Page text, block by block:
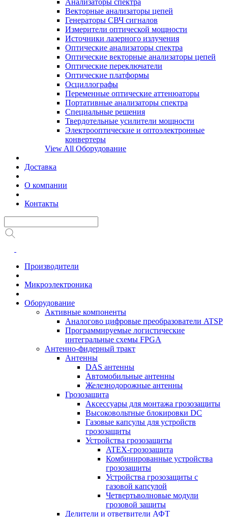
Анализаторы спектра
Векторные анализаторы цепей
Генераторы СВЧ сигналов
Измерители оптической мощности
Источники лазерного излучения
Оптические анализаторы спектра
Оптические векторные анализаторы цепей
Оптические переключатели
Оптические платформы
Осциллографы
Переменные оптические аттенюаторы
Портативные анализаторы спектра
Специальные решения
Твердотельные усилители мощности
Электрооптические и оптоэлектронные
конвертеры
View All Оборудование
Доставка
О компании
Контакты
Производители
Микроэлектроника
Оборудование
Активные компоненты
Аналогово цифровые преобразователи ATSP
Программируемые логистические
интегральные схемы FPGA
Антенно-фидерный тракт
Антенны
DAS антенны
Автомобильные антенны
Железнодорожные антенны
Грозозащита
Аксессуары для монтажа грозозащиты
Высоковольтные блокировки DC
Газовые капсулы для устройств
грозозащиты
Устройства грозозащиты
ATEX-грозозащита
Комбинированные устройства
грозозащиты
Устройства грозозащиты с
газовой капсулой
Четвертьволновые модули
грозовой защиты
Делители и ответвители АФТ